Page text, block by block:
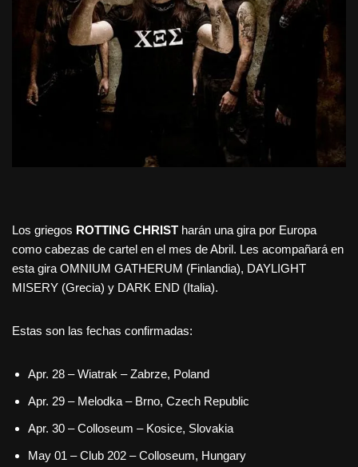
Los griegos ROTTING CHRIST harán una gira por Europa
como cabezas de cartel en el mes de Abril. Les acompañará en
esta gira OMNIUM GATHERUM (Finlandia), DAYLIGHT
MISERY (Grecia) y DARK END (Italia).
Estas son las fechas confirmadas:
Apr. 28 – Wiatrak – Zabrze, Poland
Apr. 29 – Melodka – Brno, Czech Republic
Apr. 30 – Colloseum – Kosice, Slovakia
May 01 – Club 202 – Colloseum, Hungary